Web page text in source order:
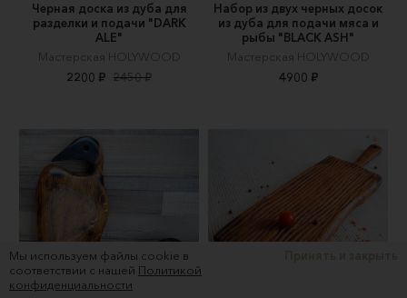
Черная доска из дуба для
разделки и подачи "DARK
ALE"
Мастерская HOLYWOOD
2200 ₽ 2450 ₽
Набор из двух черных досок
из дуба для подачи мяса и
рыбы "BLACK ASH"
Мастерская HOLYWOOD
4900 ₽
Мы используем файлы cookie в
соответствии с нашей Политикой
конфиденциальности